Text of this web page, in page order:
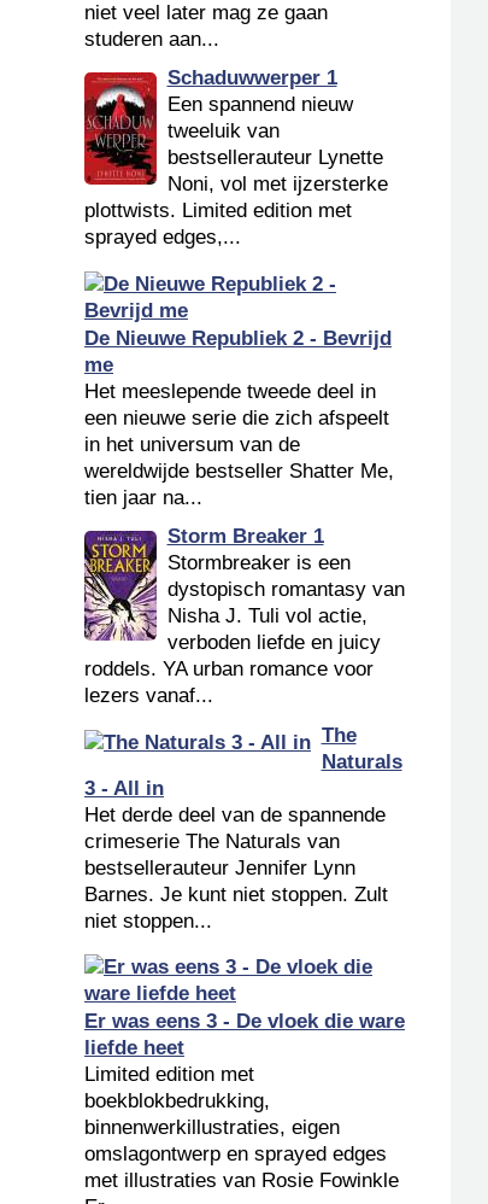
niet veel later mag ze gaan
studeren aan...
Schaduwwerper 1
Een spannend nieuw
tweeluik van
bestsellerauteur Lynette
Noni, vol met ijzersterke
plottwists. Limited edition met
sprayed edges,...
De Nieuwe Republiek 2 - Bevrijd
me
Het meeslepende tweede deel in
een nieuwe serie die zich afspeelt
in het universum van de
wereldwijde bestseller Shatter Me,
tien jaar na...
Storm Breaker 1
Stormbreaker is een
dystopisch romantasy van
Nisha J. Tuli vol actie,
verboden liefde en juicy
roddels. YA urban romance voor
lezers vanaf...
The
Naturals
3 - All in
Het derde deel van de spannende
crimeserie The Naturals van
bestsellerauteur Jennifer Lynn
Barnes. Je kunt niet stoppen. Zult
niet stoppen...
Er was eens 3 - De vloek die ware
liefde heet
Limited edition met
boekblokbedrukking,
binnenwerkillustraties, eigen
omslagontwerp en sprayed edges
met illustraties van Rosie Fowinkle